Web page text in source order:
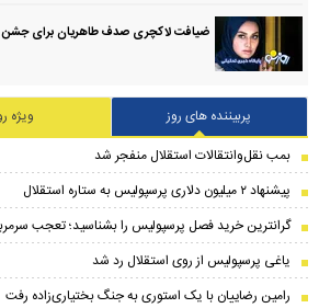
ضیافت لاکچری صدف طاهریان برای جشن تولد ۳۸
پربیننده های روز
ویژه
بمب نقل‌وانتقالات استقلال منفجر شد
پیشنهاد ۲ میلیون دلاری پرسپولیس به ستاره استقلال
گرانترین خرید فصل پرسپولیس را بشناسید؛ تعجب
یاغی پرسپولیس از روی استقلال رد شد
رامین رضاییان با یک استوری به جنگ بختیاری‌زاده رفت